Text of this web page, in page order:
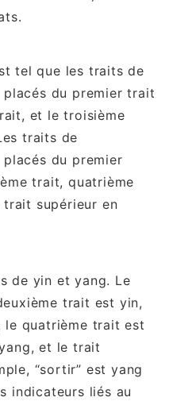
tel que les traits de
placés du premier trait
et le troisième
traits de
placés du premier
trait, quatrième
supérieur en
de yin et yang. Le
trait est yin,
quatrième trait est
et le trait
“sortir” est yang
indicateurs liés au